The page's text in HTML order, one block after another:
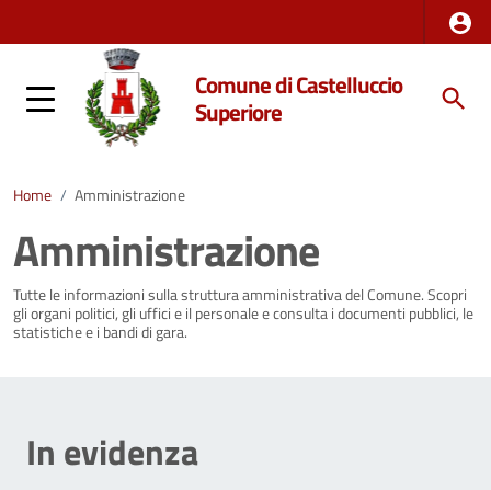
Comune di Castelluccio
Superiore
Home / Amministrazione
Amministrazione
Tutte le informazioni sulla struttura amministrativa del Comune. Scopri
gli organi politici, gli uffici e il personale e consulta i documenti pubblici, le
statistiche e i bandi di gara.
In evidenza